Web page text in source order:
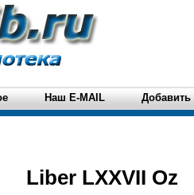
Наш E-MAIL Добавить
Liber LXXVII Oz